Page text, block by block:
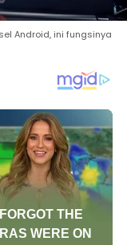
Android, ini fungsinya